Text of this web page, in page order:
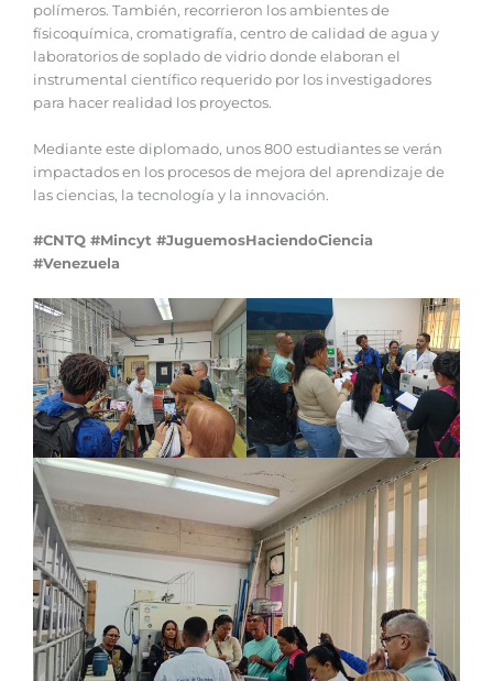
polímeros. También, recorrieron los ambientes de
físicoquímica, cromatigrafía, centro de calidad de agua y
laboratorios de soplado de vidrio donde elaboran el
instrumental científico requerido por los investigadores
para hacer realidad los proyectos.
Mediante este diplomado, unos 800 estudiantes se verán
impactados en los procesos de mejora del aprendizaje de
las ciencias, la tecnología y la innovación.
#CNTQ #Mincyt #JuguemosHaciendoCiencia
#Venezuela